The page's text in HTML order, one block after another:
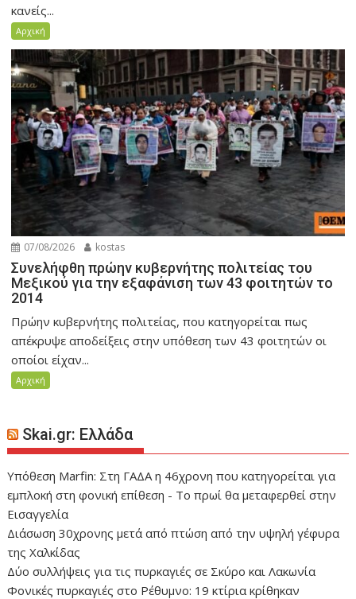
κανείς...
Αρχική
07/08/2026 kostas
Συνελήφθη πρώην κυβερνήτης πολιτείας του
Μεξικού για την εξαφάνιση των 43 φοιτητών το
2014
Πρώην κυβερνήτης πολιτείας, που κατηγορείται πως
απέκρυψε αποδείξεις στην υπόθεση των 43 φοιτητών οι
οποίοι είχαν...
Αρχική
Skai.gr: Ελλάδα
Υπόθεση Marfin: Στη ΓΑΔΑ η 46χρονη που κατηγορείται για
εμπλοκή στη φονική επίθεση - Το πρωί θα μεταφερθεί στην
Εισαγγελία
Διάσωση 30χρονης μετά από πτώση από την υψηλή γέφυρα
της Χαλκίδας
Δύο συλλήψεις για τις πυρκαγιές σε Σκύρο και Λακωνία
Φονικές πυρκαγιές στο Ρέθυμνο: 19 κτίρια κρίθηκαν